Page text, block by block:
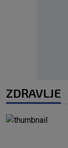
ZDRAVLJE